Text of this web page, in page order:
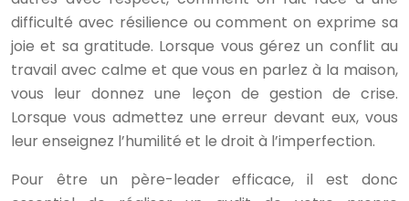
difficulté avec résilience ou comment on exprime sa
joie et sa gratitude. Lorsque vous gérez un conflit au
travail avec calme et que vous en parlez à la maison,
vous leur donnez une leçon de gestion de crise.
Lorsque vous admettez une erreur devant eux, vous
leur enseignez l’humilité et le droit à l’imperfection.
Pour être un père-leader efficace, il est donc